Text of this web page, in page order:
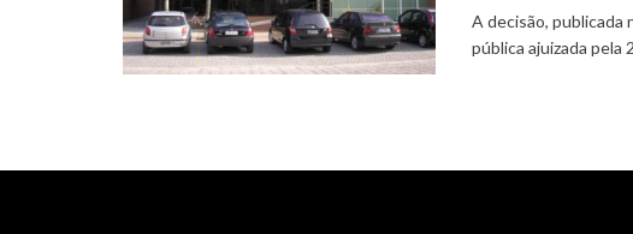
A decisão, publicada
pública ajuizada pela